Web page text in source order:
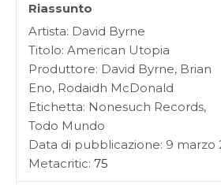
Riassunto
Artista: David Byrne
Titolo: American Utopia
Produttore: David Byrne, Brian
Eno, Rodaidh McDonald
Etichetta: Nonesuch Records,
Todo Mundo
Data di pubblicazione: 9 marzo
Metacritic: 75